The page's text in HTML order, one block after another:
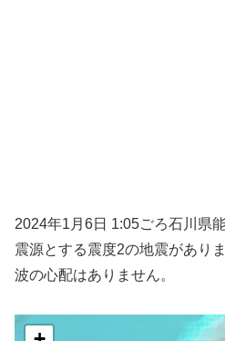
2024年1月6日 1:05ごろ石川県
震源とする震度2の地震があり
波の心配はありません。